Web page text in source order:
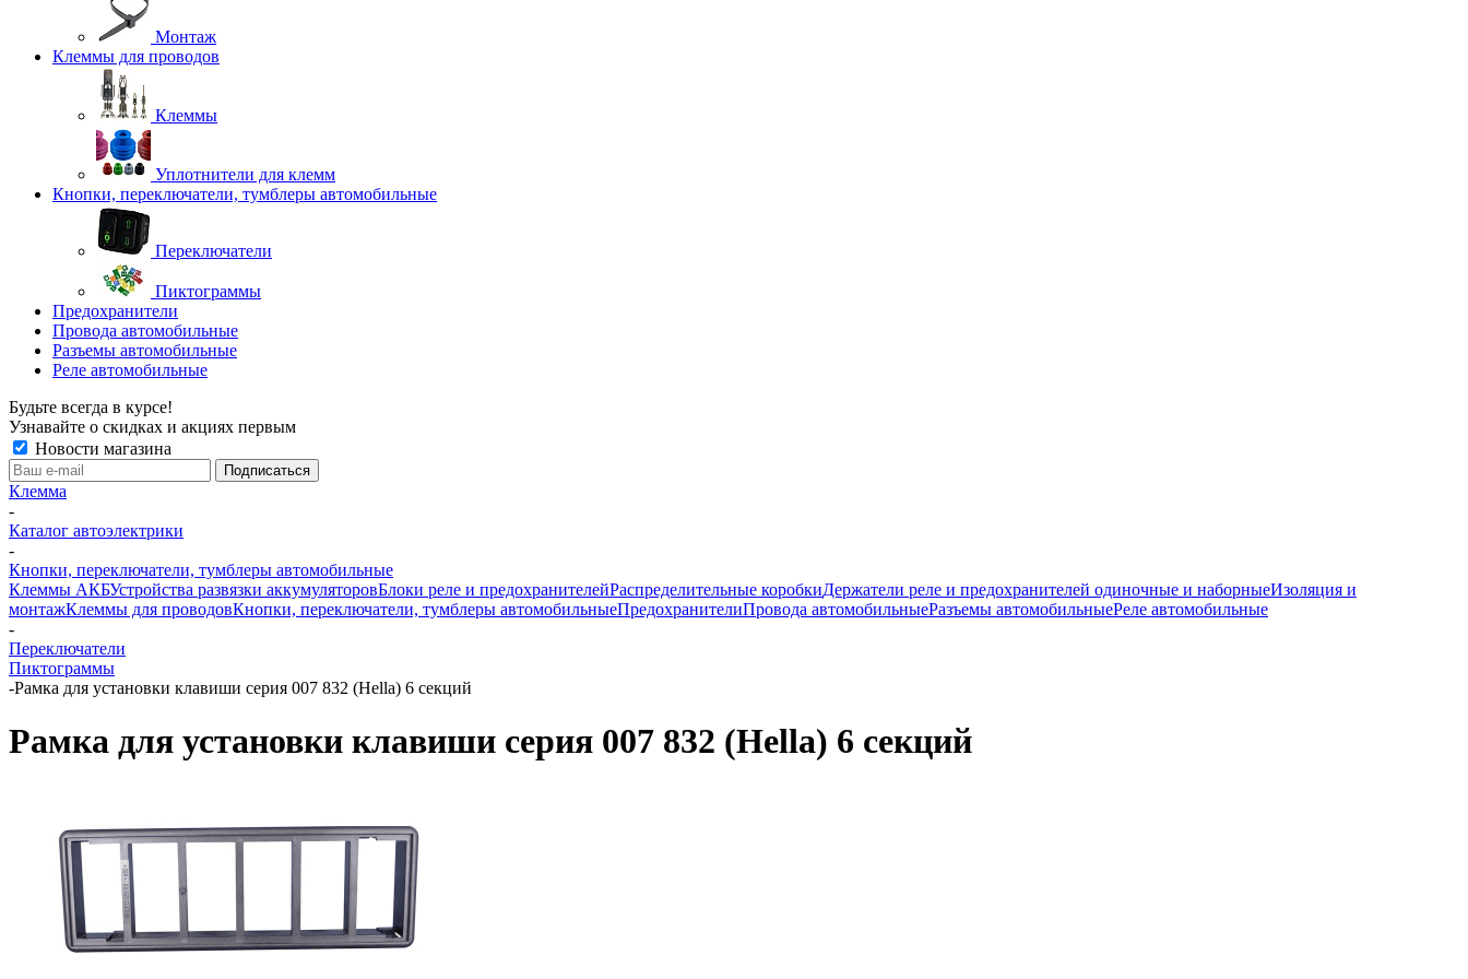
Монтаж
Клеммы для проводов
Клеммы
Уплотнители для клемм
Кнопки, переключатели, тумблеры автомобильные
Переключатели
Пиктограммы
Предохранители
Провода автомобильные
Разъемы автомобильные
Реле автомобильные
Будьте всегда в курсе!
Узнавайте о скидках и акциях первым
Новости магазина
Клемма
-
Каталог автоэлектрики
-
Кнопки, переключатели, тумблеры автомобильные
Клеммы АКБУстройства развязки аккумуляторовБлоки реле и предохранителейРаспределительные коробкиДержатели реле и предохранителей одиночные и наборныеИзоляция и
монтажКлеммы для проводовКнопки, переключатели, тумблеры автомобильныеПредохранителиПровода автомобильныеРазъемы автомобильныеРеле автомобильные
-
Переключатели
Пиктограммы
-Рамка для установки клавиши серия 007 832 (Hella) 6 секций
Рамка для установки клавиши серия 007 832 (Hella) 6 секций